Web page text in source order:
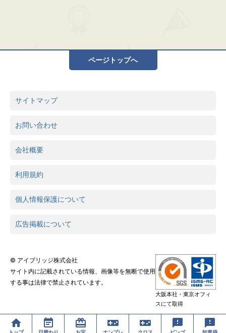
ページトップへ
サイトマップ
お問い合わせ
会社概要
利用規約
個人情報保護について
広告掲載について
© アイブリッジ株式会社
サイト内に記載されている情報、画像等を無断で使用
する事は法律で禁止されています。
大阪本社・東京オフィ
スにて取得